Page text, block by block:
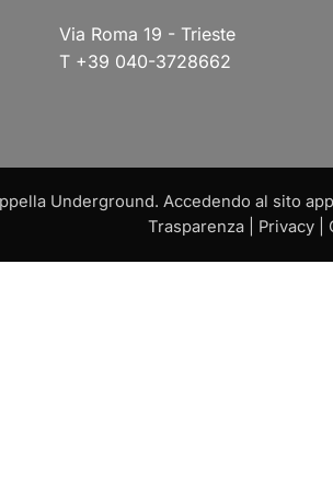
Via Roma 19 - Trieste
T +39 040-3728662
Underground. Accedendo al sito
Trasparenza| Privacy|